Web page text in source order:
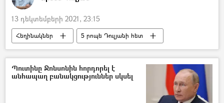
13 դեկտեմբերի 2021, 23:15
Հեղինակներ 5 րոպե Դուլյանի հետ
Պուտինը Ջոնսոնին հորդորել է
անհապաղ բանակցություններ սկսել